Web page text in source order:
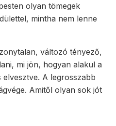
olyan tömegek
mintha nem lenne
változó tényező,
mi jön, hogyan alakul a
A legrosszabb
Amitől olyan sok jót